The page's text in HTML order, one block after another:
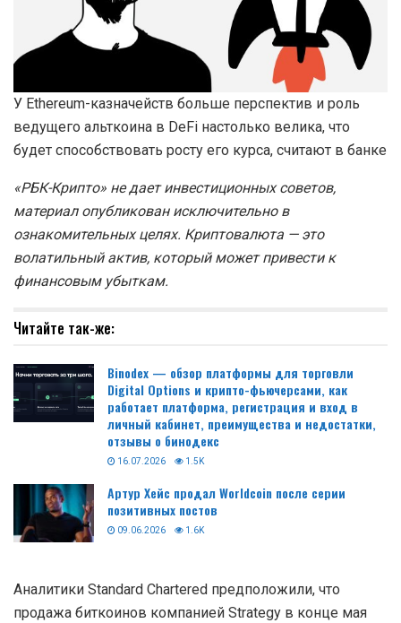
У Ethereum-казначейств больше перспектив и роль
ведущего альткоина в DeFi настолько велика, что
будет способствовать росту его курса, считают в банке
«РБК-Крипто» не дает инвестиционных советов,
материал опубликован исключительно в
ознакомительных целях. Криптовалюта — это
волатильный актив, который может привести к
финансовым убыткам.
Читайте так-же:
Binodex — обзор платформы для торговли
Digital Options и крипто-фьючерсами, как
работает платформа, регистрация и вход в
личный кабинет, преимущества и недостатки,
отзывы о бинодекс
16.07.2026 1.5K
Артур Хейс продал Worldcoin после серии
позитивных постов
09.06.2026 1.6K
Аналитики Standard Chartered предположили, что
продажа биткоинов компанией Strategy в конце мая